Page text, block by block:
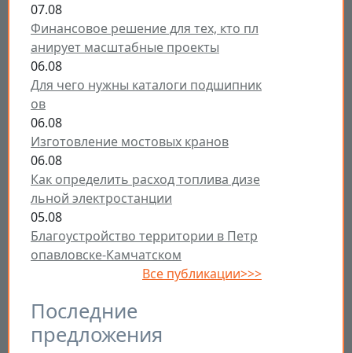
07.08
Финансовое решение для тех, кто пл
анирует масштабные проекты
06.08
Для чего нужны каталоги подшипник
ов
06.08
Изготовление мостовых кранов
06.08
Как определить расход топлива дизе
льной электростанции
05.08
Благоустройство территории в Петр
опавловске-Камчатском
Все публикации>>>
Последние
предложения